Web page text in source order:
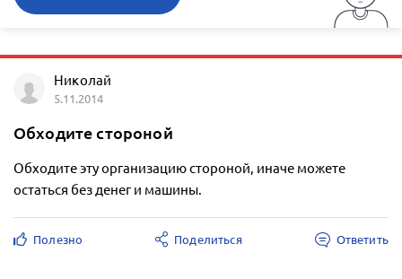
Николай
5.11.2014
Обходите стороной
Обходите эту организацию стороной, иначе можете
остаться без денег и машины.
Полезно Поделиться Ответить